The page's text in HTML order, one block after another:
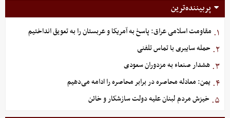
پربیننده‌ترین
۱. مقاومت اسلامی عراق: پاسخ به آمریکا و عربستان را به تعویق انداختیم
۲. حمله سایبری با تماس تلفنی
۳. هشدار صنعاء به مزدوران سعودی
۴. یمن: معادله محاصره در برابر محاصره را ادامه می‌دهیم
۵. خیزش مردم لبنان علیه دولت سازشکار و خائن